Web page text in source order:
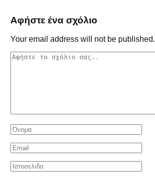
Αφήστε ένα σχόλιο
Your email address will not be published.